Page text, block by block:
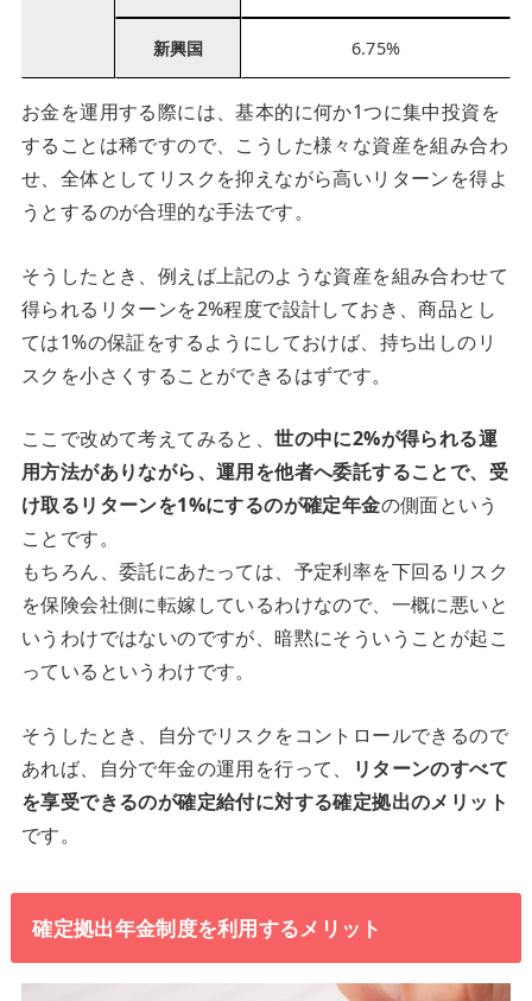
新興国 6.75%
お金を運用する際には、基本的に何か1つに集中投資を
することは稀ですので、こうした様々な資産を組み合わ
せ、全体としてリスクを抑えながら高いリターンを得よ
うとするのが合理的な手法です。
そうしたとき、例えば上記のような資産を組み合わせて
得られるリターンを2%程度で設計しておき、商品とし
ては1%の保証をするようにしておけば、持ち出しのリ
スクを小さくすることができるはずです。
ここで改めて考えてみると、世の中に2%が得られる運
用方法がありながら、運用を他者へ委託することで、受
け取るリターンを1%にするのが確定年金の側面という
ことです。
もちろん、委託にあたっては、予定利率を下回るリスク
を保険会社側に転嫁しているわけなので、一概に悪いと
いうわけではないのですが、暗黙にそういうことが起こ
っているというわけです。
そうしたとき、自分でリスクをコントロールできるので
あれば、自分で年金の運用を行って、
リターンのすべて
を享受できるのが確定給付に対する確定拠出のメリット
です。
確定拠出年金制度を利用するメリット